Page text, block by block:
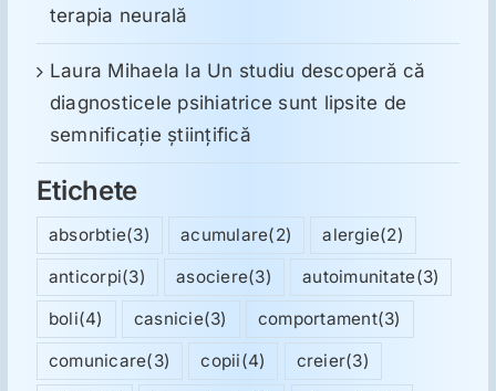
terapia neurală
Laura Mihaela la Un studiu descoperă că
diagnosticele psihiatrice sunt lipsite de
semnificație științifică
Etichete
absorbtie(3) acumulare(2) alergie(2)
anticorpi(3) asociere(3) autoimunitate(3)
boli(4) casnicie(3) comportament(3)
comunicare(3) copii(4) creier(3)